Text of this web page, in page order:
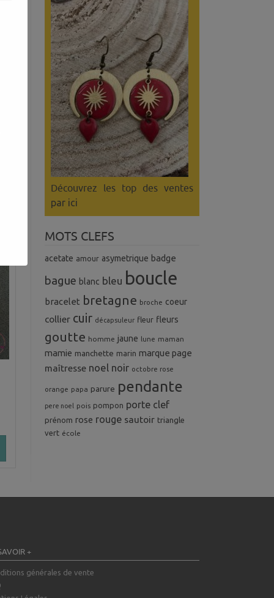
Découvrez les top des ventes
par ici
MOTS CLEFS
acetate amour asymetrique badge
bague blanc bleu boucle
bracelet bretagne broche coeur
collier cuir décapsuleur fleur fleurs
goutte homme jaune lune maman
mamie manchette marin marque page
maîtresse noel noir octobre rose
orange papa parure pendante
pere noel pois pompon porte clef
prénom rose rouge sautoir triangle
vert école
+
générales de vente